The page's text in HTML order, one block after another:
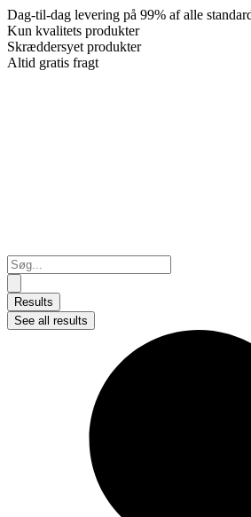
Dag-til-dag levering på 99% af alle
Kun kvalitets produkter
Skræddersyet produkter
Altid gratis fragt
Search
...
Results
See all results